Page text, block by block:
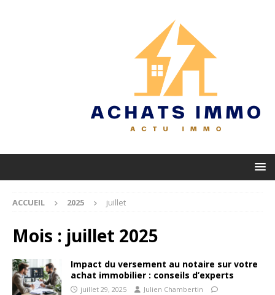
ACCUEIL 2025 juillet
Mois : juillet 2025
Impact du versement au notaire sur votre
achat immobilier : conseils d’experts
juillet 29, 2025
Julien Chambertin